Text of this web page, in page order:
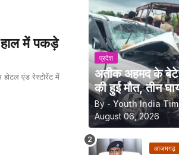
हाल में पकड़े
होटल एंड रेस्टोरेंट में
प्रदेश
अतीक अहमद के बेटे
की हुई मौत, तीन
By - Youth India
August 06, 2026
आजमगढ़